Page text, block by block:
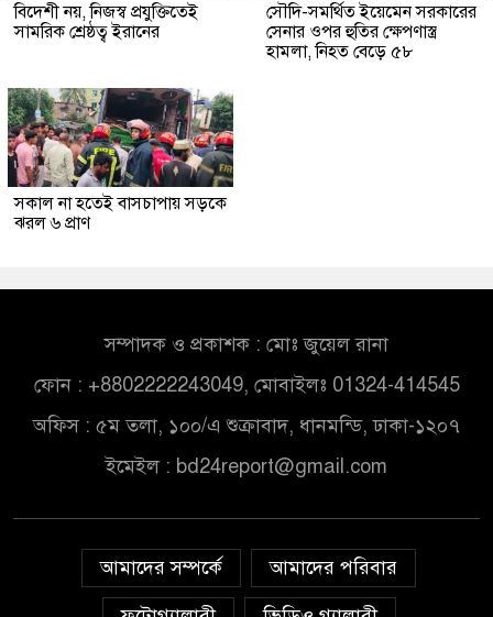
বিদেশী নয়, নিজস্ব প্রযুক্তিতেই
সামরিক শ্রেষ্ঠত্ব ইরানের
সৌদি-সমর্থিত ইয়েমেন সরকারের
সেনার ওপর হুতির ক্ষেপণাস্ত্র
হামলা, নিহত বেড়ে ৫৮
সকাল না হতেই বাসচাপায় সড়কে
ঝরল ৬ প্রাণ
সম্পাদক ও প্রকাশক : মোঃ জুয়েল রানা
ফোন : +8802222243049, মোবাইলঃ 01324-414545
অফিস : ৫ম তলা, ১০০/এ শুক্রাবাদ, ধানমন্ডি, ঢাকা-১২০৭
ইমেইল : bd24report@gmail.com
আমাদের সম্পর্কে
আমাদের পরিবার